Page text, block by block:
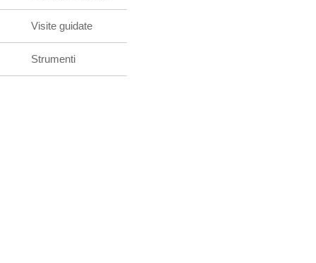
Visite guidate
Strumenti